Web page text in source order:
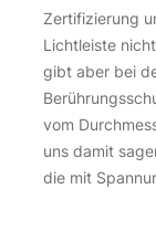
Zertifizierung
Lichtleiste
gibt aber bei
vom
uns damit
die mit